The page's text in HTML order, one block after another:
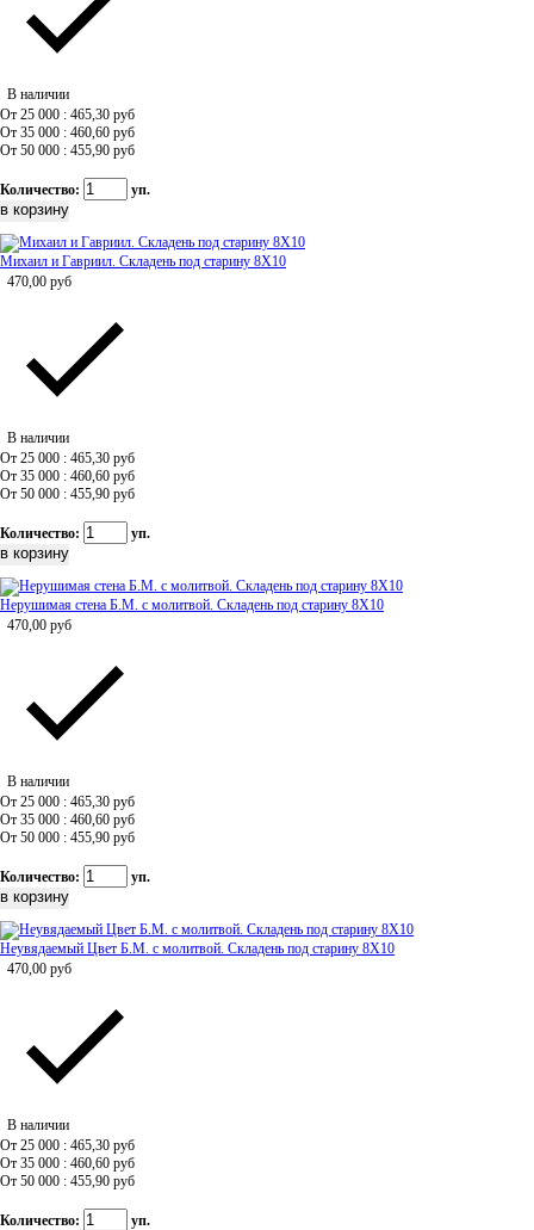
В наличии
От 25 000 : 465,30 руб
От 35 000 : 460,60 руб
От 50 000 : 455,90 руб
Количество: уп.
Михаил и Гавриил. Складень под старину 8Х10
470,00 руб
В наличии
От 25 000 : 465,30 руб
От 35 000 : 460,60 руб
От 50 000 : 455,90 руб
Количество: уп.
Нерушимая стена Б.М. с молитвой. Складень под старину 8Х10
470,00 руб
В наличии
От 25 000 : 465,30 руб
От 35 000 : 460,60 руб
От 50 000 : 455,90 руб
Количество: уп.
Неувядаемый Цвет Б.М. с молитвой. Складень под старину 8Х10
470,00 руб
В наличии
От 25 000 : 465,30 руб
От 35 000 : 460,60 руб
От 50 000 : 455,90 руб
Количество: уп.